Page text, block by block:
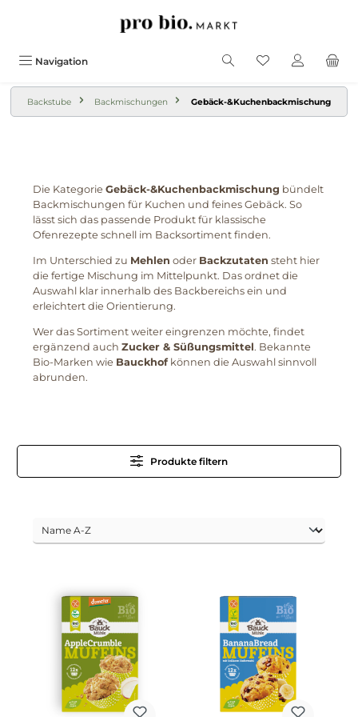
Navigation
Backstube Backmischungen Gebäck-&Kuchenbackmischung
Die Kategorie Gebäck-&Kuchenbackmischung bündelt
Backmischungen für Kuchen und feines Gebäck. So
lässt sich das passende Produkt für klassische
Ofenrezepte schnell im Backsortiment finden.
Im Unterschied zu Mehlen oder Backzutaten steht hier
die fertige Mischung im Mittelpunkt. Das ordnet die
Auswahl klar innerhalb des Backbereichs ein und
erleichtert die Orientierung.
Wer das Sortiment weiter eingrenzen möchte, findet
ergänzend auch Zucker & Süßungsmittel. Bekannte
Bio-Marken wie Bauckhof können die Auswahl sinnvoll
abrunden.
Produkte filtern